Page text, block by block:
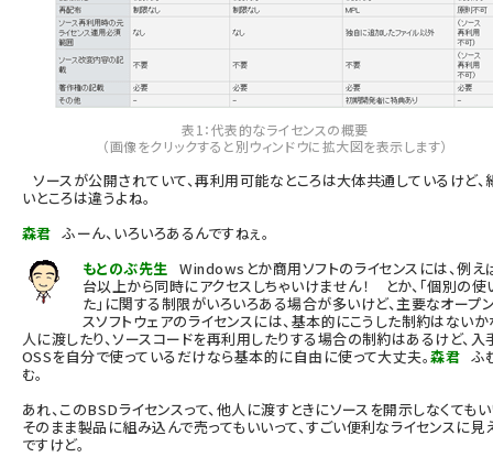
表1：代表的なライセンスの概要
（画像をクリックすると別ウィンドウに拡大図を表示します）
ソースが公開されていて、再利用可能なところは大体共通しているけど、
いところは違うよね。
森君 ふーん、いろいろあるんですねぇ。
もとのぶ先生 Windowsとか商用ソフトのライセンスには、例え
台以上から同時にアクセスしちゃいけません！ とか、「個別の使
た」に関する制限がいろいろある場合が多いけど、主要なオープ
スソフトウェアのライセンスには、基本的にこうした制約はないか
人に渡したり、ソースコードを再利用したりする場合の制約はあるけど、入
OSSを自分で使っているだけなら基本的に自由に使って大丈夫。森君 ふ
む。
あれ、このBSDライセンスって、他人に渡すときにソースを開示しなくてもい
そのまま製品に組み込んで売ってもいいって、すごい便利なライセンスに見
ですけど。